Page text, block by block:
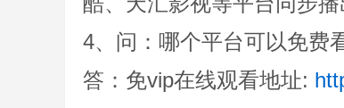
4、问：哪个平台可以免费
答：免vip在线观看地址: